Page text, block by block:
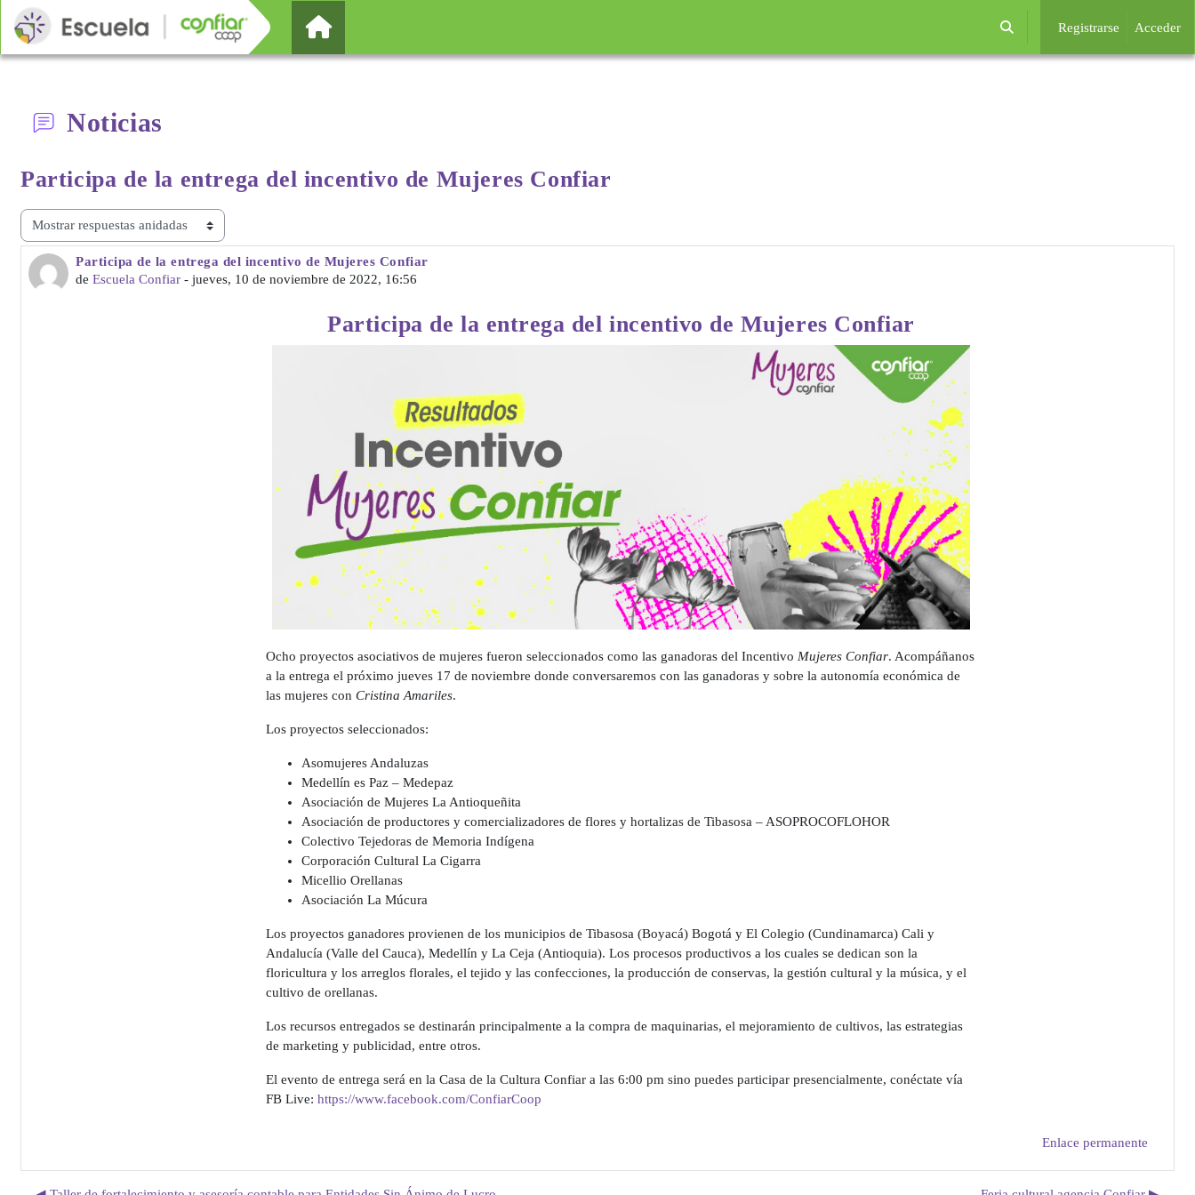
Salta al contenido principal
Selector de búsqueda de entrada
Registrarse Acceder
Noticias
Participa de la entrega del incentivo de Mujeres Confiar
Mostrar modo
Participa de la entrega del incentivo de Mujeres Confiar
de Escuela Confiar - jueves, 10 de noviembre de 2022, 16:56
Número de respuestas: 0
Participa de la entrega del incentivo de Mujeres Confiar
Ocho proyectos asociativos de mujeres fueron seleccionados como las ganadoras del Incentivo Mujeres Confiar. Acompáñanos
a la entrega el próximo jueves 17 de noviembre donde conversaremos con las ganadoras y sobre la autonomía económica de
las mujeres con Cristina Amariles.
Los proyectos seleccionados:
Asomujeres Andaluzas
Medellín es Paz – Medepaz
Asociación de Mujeres La Antioqueñita
Asociación de productores y comercializadores de flores y hortalizas de Tibasosa – ASOPROCOFLOHOR
Colectivo Tejedoras de Memoria Indígena
Corporación Cultural La Cigarra
Micellio Orellanas
Asociación La Múcura
Los proyectos ganadores provienen de los municipios de Tibasosa (Boyacá) Bogotá y El Colegio (Cundinamarca) Cali y
Andalucía (Valle del Cauca), Medellín y La Ceja (Antioquia). Los procesos productivos a los cuales se dedican son la
floricultura y los arreglos florales, el tejido y las confecciones, la producción de conservas, la gestión cultural y la música, y el
cultivo de orellanas.
Los recursos entregados se destinarán principalmente a la compra de maquinarias, el mejoramiento de cultivos, las estrategias
de marketing y publicidad, entre otros.
El evento de entrega será en la Casa de la Cultura Confiar a las 6:00 pm sino puedes participar presencialmente, conéctate vía
FB Live: https://www.facebook.com/ConfiarCoop
Enlace permanente